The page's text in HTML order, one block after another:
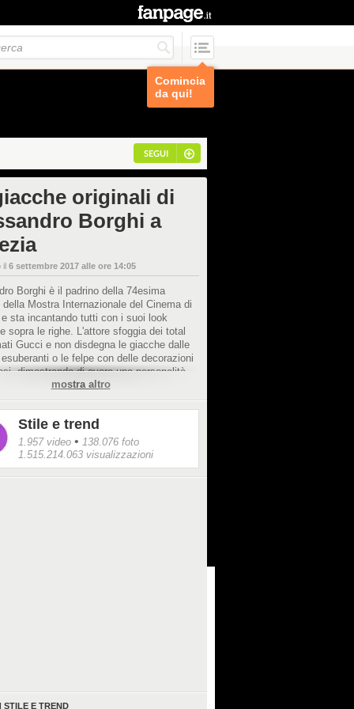
Comincia
da qui!
SEGUI
originali di
Borghi a
il 6 settembre 2017 alle ore 14:05
Borghi è il padrino della 74esima
della Mostra Internazionale del Cinema di
sta incantando tutti con i suoi look
sopra le righe. L'attore sfoggia dei total
Gucci e non disdegna le giacche dalle
o le felpe con delle decorazioni
dimostrando di avere una personalità
mostra altro
Stile e trend
1.957 video • 138.076 foto
1.515.214.063 visualizzazioni
STILE E TREND